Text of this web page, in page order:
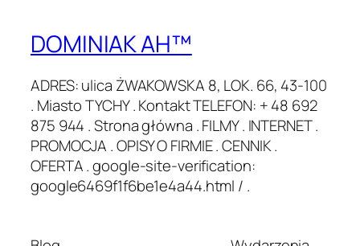
DOMINIAK AH™
ADRES: ulica ŻWAKOWSKA 8, LOK. 66, 43-100
. Miasto TYCHY . Kontakt TELEFON: + 48 692
875 944 . Strona główna . FILMY . INTERNET .
PROMOCJA . OPISY O FIRMIE . CENNIK .
OFERTA . google-site-verification:
google6469f1f6be1e4a44.html / .